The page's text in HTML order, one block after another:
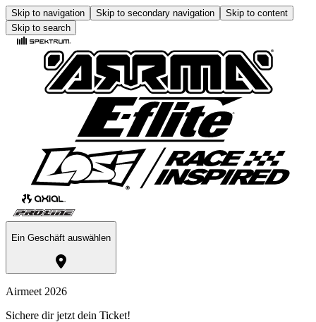
Skip to navigation Skip to secondary navigation
Skip to content
Skip to search
Ein Geschäft auswählen
Airmeet 2026
Sichere dir jetzt dein Ticket!